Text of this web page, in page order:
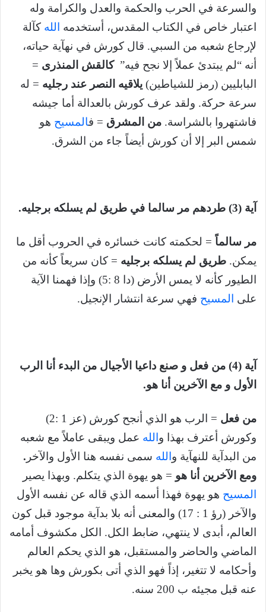
والسرعة في الحرب والحكمة والعدل والكرامة وله
اعتبار خاص في الكتاب المقدس، أستخدمه
الله كآلة
لإرجاع شعبه من السبي. قال كورش في نهآية حياته،
أنه “لم يبتدئ عملاً إلا نجح فيه”كالقش المنذرى =
البابليين (رمز للشياطين) يلاقيه النصر عند رجليه = له
سرعة حركة. ولقد عرف كورش بالعدالة أما جيشه
فاشتهروا بالشراسة. من المشرق = فالمسيح هو
شمس البر إلا أن كورش أيضاً جاء من الشرق.
آية (3) طردهم مر سالما في طريق لم يسلكه برجليه.
مر سالماً = لحكمته كانت خسائره في الحروب أقل ما
يمكن. طريق لم يسلكه برجليه = كان سريعاً كأنه من
الطيور كأنه لا يمس الأرض (دا 8 :5) وإذا فهمنا الآية
على
المسيح فهي سرعة انتشار الإنجيل.
آية (4) من فعل و صنع داعيا الأجيال من البدء أنا الرب
الأول و مع الآخرين أنا هو.
من فعل
= الرب هو الذي أنجح كورش (عز 1 :2)
وكورش أعترف بهذا و الله عمل ويبقى عاملاً مع شعبه
من البدآية للنهآية و الله سمى نفسه هنا الأول والآخر .
ومع الآخرين أنا هو = هو يهوة الذي يتكلم. وبهذا يصير
المسيح هو يهوة فهذا أسمه الذي قاله عن نفسه الأول
والآخر (رؤ 1 : 17) والمعنى أنه بلا بدآية موجود قبل كون
العالم، أبدى لا ينتهي، ضابط الكل. الكل مكشوف أمامه
الماضي والحاضر والمستقبل، هو الذي يحكم العالم
وأحكامه لا تتغير، إذاً فهو الذي أتى بكورش وها هو يخبر
عنه قبل مجيئه ب 200 سنه.